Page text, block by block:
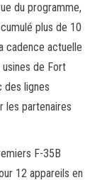
du programme,
plus de 10
cadence actuelle
usines de Fort
des lignes
les partenaires
F-35B
12 appareils en